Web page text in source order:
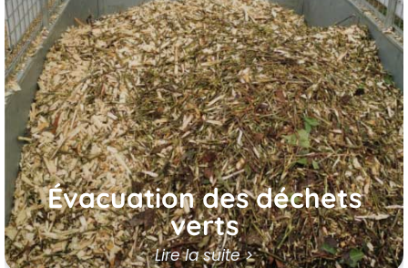
Évacuation des déchets
verts
Lire la suite >
Notre service à Ablis assure l’évacuation
écologique et durable des déchets verts,
tels que les branches coupées, les déchets
de taille et les tontes de pelouse, pour une
gestion respectueuse et valorisée de
l’environnement.
En savoir plus